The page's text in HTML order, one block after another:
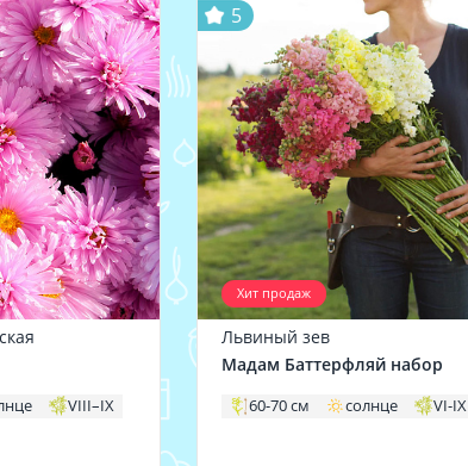
VIII–IX
Хит продаж
5
Львиный зев
Мадам Баттерфляй набор
60-70 см солнце VI-IX